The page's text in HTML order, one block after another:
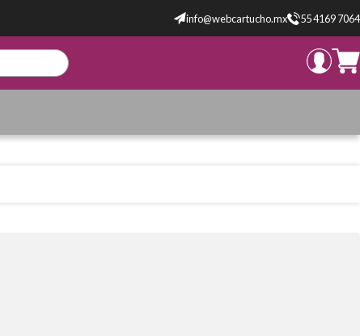
info@webcartucho.mx 55 4169 7064